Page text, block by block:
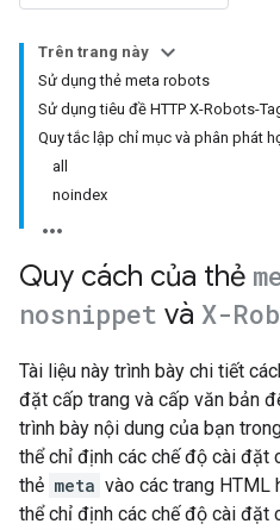
Trên trang này
Sử dụng thẻ meta robots
Sử dụng tiêu đề HTTP X-Robots-
Quy tắc lập chỉ mục và phân phát
all
noindex
Quy cách của thẻ
nosnippet và X-
Tài liệu này trình bày chi tiết
đặt cấp trang và cấp văn bản
trình bày nội dung của bạn
thể chỉ định các chế độ cài đặt
thẻ meta vào các trang HTML
thể chỉ định các chế độ cài đặt